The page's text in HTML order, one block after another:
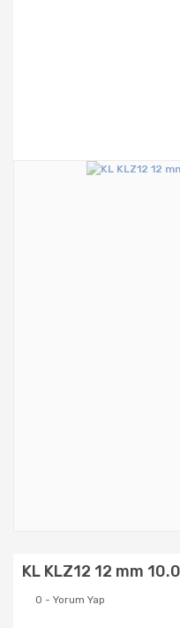
KL KLZ12 12 mm
0 - Yorum Yap